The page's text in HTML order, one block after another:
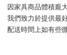
因家具商品體積龐
我們致力於提供最
配送時間上如有些